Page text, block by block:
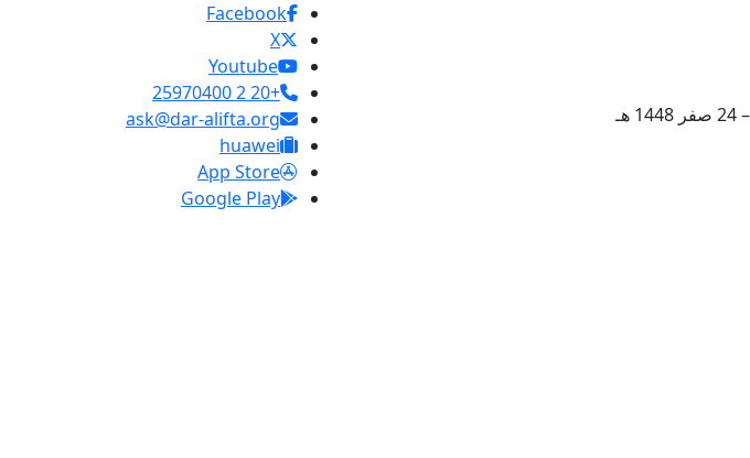
Facebook
X
Youtube
+20 2 25970400
ask@dar-alifta.org
huawei
App Store
Google Play